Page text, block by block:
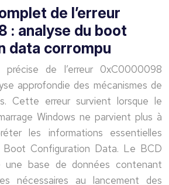
de l’erreur
: analyse du boot
data corrompu
précise de l’erreur 0xC0000098
approfondie des mécanismes de
Cette erreur survient lorsque le
Windows ne parvient plus à
les informations essentielles
Configuration Data. Le BCD
une base de données contenant
nécessaires au lancement des